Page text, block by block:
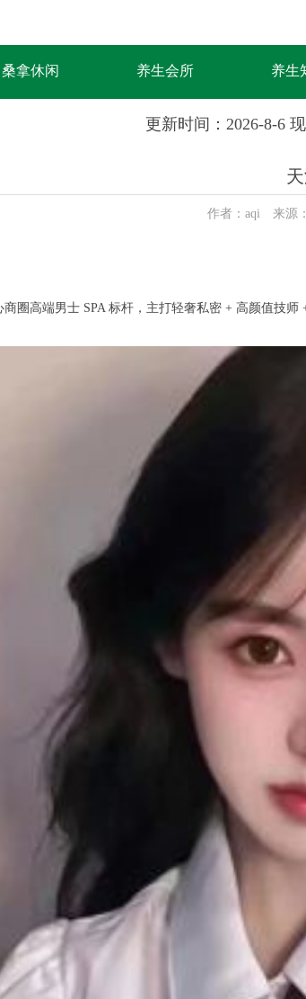
桑拿休闲 养生会所 养生
更新时间：2026-8-6
作者：aqi 来源
高端男士 SPA 标杆，主打轻奢私密 + 高颜值技师